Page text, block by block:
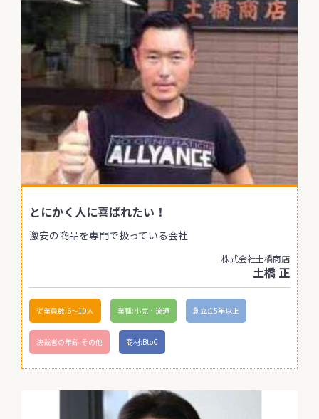
とにかく人に喜ばれたい！
激安の商品を専門で扱っている会社
株式会社土橋商店
土橋 正
従業員数:6～10人 業種:小売・流通 創立:15年以上
決裁者の年齢:その他 商材:BtoC